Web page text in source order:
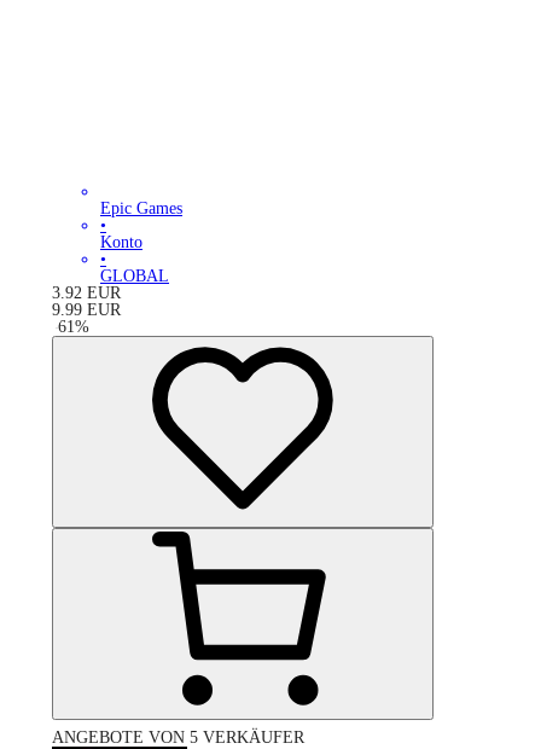
Epic Games
•
Konto
•
GLOBAL
3.92 EUR
9.99 EUR
-61%
ANGEBOTE VON 5 VERKÄUFER